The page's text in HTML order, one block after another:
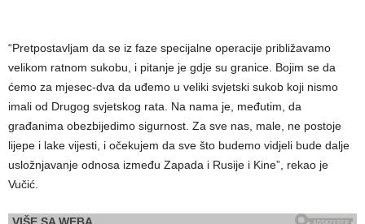
“Pretpostavljam da se iz faze specijalne operacije približavamo
velikom ratnom sukobu, i pitanje je gdje su granice. Bojim se da
ćemo za mjesec-dva da uđemo u veliki svjetski sukob koji nismo
imali od Drugog svjetskog rata. Na nama je, međutim, da
građanima obezbijedimo sigurnost. Za sve nas, male, ne postoje
lijepe i lake vijesti, i očekujem da sve što budemo vidjeli bude dalje
usložnjavanje odnosa između Zapada i Rusije i Kine”, rekao je
Vučić.